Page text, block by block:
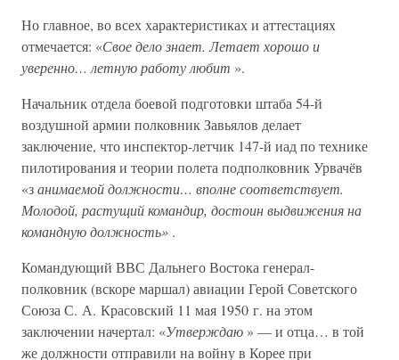
Но главное, во всех характеристиках и аттестациях
отмечается: «Свое дело знает. Летает хорошо и
уверенно… летную работу любит ».
Начальник отдела боевой подготовки штаба 54-й
воздушной армии полковник Завьялов делает
заключение, что инспектор-летчик 147-й иад по технике
пилотирования и теории полета подполковник Урвачёв
«занимаемой должности… вполне соответствует.
Молодой, растущий командир, достоин выдвижения на
командную должность» .
Командующий ВВС Дальнего Востока генерал-
полковник (вскоре маршал) авиации Герой Советского
Союза С. А. Красовский 11 мая 1950 г. на этом
заключении начертал: «Утверждаю » — и отца… в той
же должности отправили на войну в Корее при